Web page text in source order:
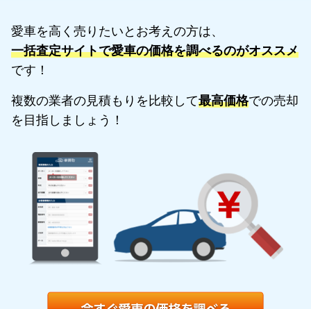
愛車を高く売りたいとお考えの方は、
一括査定サイトで愛車の価格を調べるのがオススメ
です！
複数の業者の見積もりを比較して最高価格での売却
を目指しましょう！